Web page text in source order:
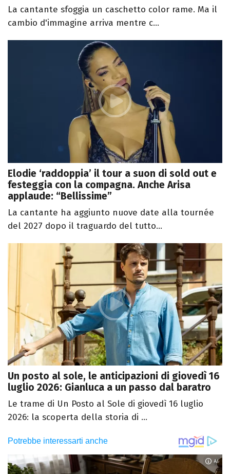
La cantante sfoggia un caschetto color rame. Ma il
cambio d'immagine arriva mentre c...
Elodie ‘raddoppia’ il tour a suon di sold out e
festeggia con la compagna. Anche Arisa
applaude: “Bellissime”
La cantante ha aggiunto nuove date alla tournée
del 2027 dopo il traguardo del tutto...
Un posto al sole, le anticipazioni di giovedì 16
luglio 2026: Gianluca a un passo dal baratro
Le trame di Un Posto al Sole di giovedì 16 luglio
2026: la scoperta della storia di ...